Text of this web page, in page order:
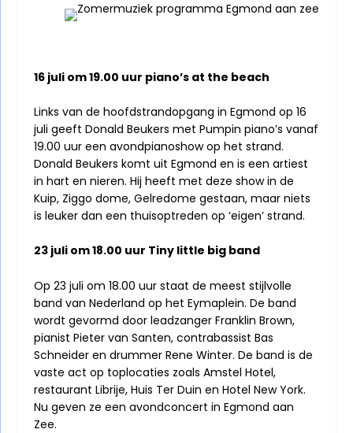
16 juli om 19.00 uur piano’s at the beach
Links van de hoofdstrandopgang in Egmond op 16
juli geeft Donald Beukers met Pumpin piano’s vanaf
19.00 uur een avondpianoshow op het strand.
Donald Beukers komt uit Egmond en is een artiest
in hart en nieren. Hij heeft met deze show in de
Kuip, Ziggo dome, Gelredome gestaan, maar niets
is leuker dan een thuisoptreden op ‘eigen’ strand.
23 juli om 18.00 uur Tiny little big band
Op 23 juli om 18.00 uur staat de meest stijlvolle
band van Nederland op het Eymaplein. De band
wordt gevormd door leadzanger Franklin Brown,
pianist Pieter van Santen, contrabassist Bas
Schneider en drummer Rene Winter. De band is de
vaste act op toplocaties zoals Amstel Hotel,
restaurant Librije, Huis Ter Duin en Hotel New York.
Nu geven ze een avondconcert in Egmond aan
Zee.